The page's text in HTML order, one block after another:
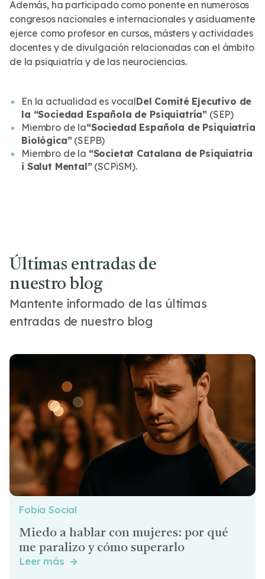
Además, ha participado como ponente en numerosos
congresos nacionales e internacionales y asiduamente
ejerce como profesor en cursos, másters y actividades
docentes y de divulgación relacionadas con el ámbito
de la psiquiatría y de las neurociencias.
En la actualidad es vocalDel Comité Ejecutivo de
la “Sociedad Española de Psiquiatría” (SEP)
Miembro de la“Sociedad Española de Psiquiatría
Biológica”(SEPB)
Miembro de la “Societat Catalana de Psiquiatria
i Salut Mental”(SCPiSM).
Últimas entradas de
nuestro blog
Mantente informado de las últimas
entradas de nuestro blog
Fobia Social
Miedo a hablar con mujeres: por qué
me paralizo y cómo superarlo
Leer más
